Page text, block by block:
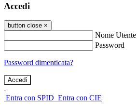
Accedi
button close ×
Nome Utente
Password
Password dimenticata?
-
Entra con SPID Entra con CIE